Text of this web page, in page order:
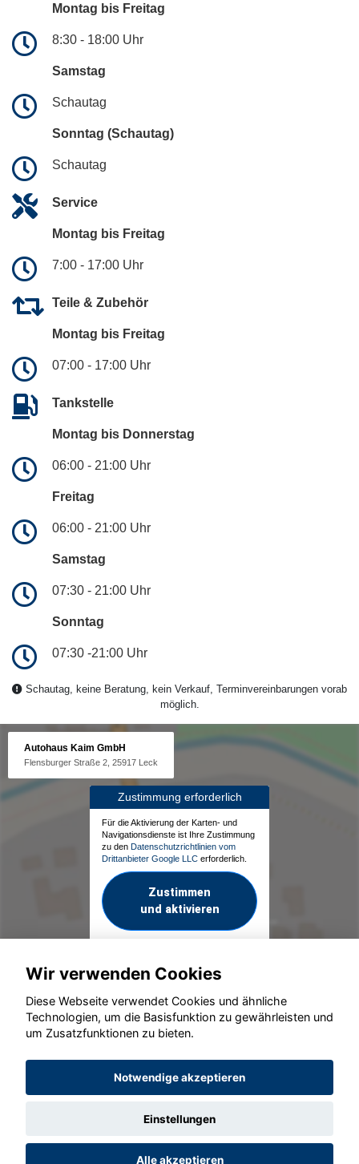
Montag bis Freitag
8:30 - 18:00 Uhr
Samstag
Schautag
Sonntag (Schautag)
Schautag
Service
Montag bis Freitag
7:00 - 17:00 Uhr
Teile & Zubehör
Montag bis Freitag
07:00 - 17:00 Uhr
Tankstelle
Montag bis Donnerstag
06:00 - 21:00 Uhr
Freitag
06:00 - 21:00 Uhr
Samstag
07:30 - 21:00 Uhr
Sonntag
07:30 -21:00 Uhr
Schautag, keine Beratung, kein Verkauf, Terminvereinbarungen vorab
möglich.
Autohaus Kaim GmbH
Flensburger Straße 2, 25917 Leck
Zustimmung erforderlich
Für die Aktivierung der Karten- und
Navigationsdienste ist Ihre Zustimmung
zu den Datenschutzrichtlinien vom
Drittanbieter Google LLC erforderlich.
Zustimmen
und aktivieren
© konjunkturmotor.de GmbH 2020 - 2026
Wir verwenden Cookies
Diese Webseite verwendet Cookies und ähnliche
Technologien, um die Basisfunktion zu gewährleisten und
um Zusatzfunktionen zu bieten.
Notwendige akzeptieren
Einstellungen
Alle akzeptieren